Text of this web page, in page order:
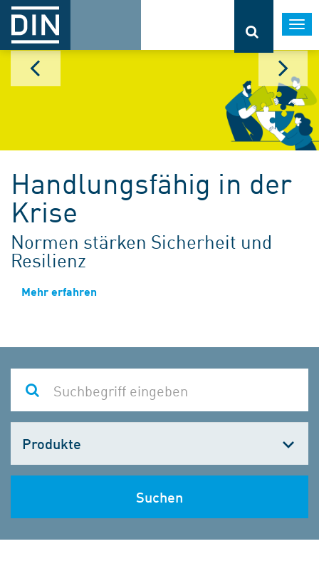
Handlungsfähig in der
Krise
Normen stärken Sicherheit und
Resilienz
Mehr erfahren
wählen
Suchen